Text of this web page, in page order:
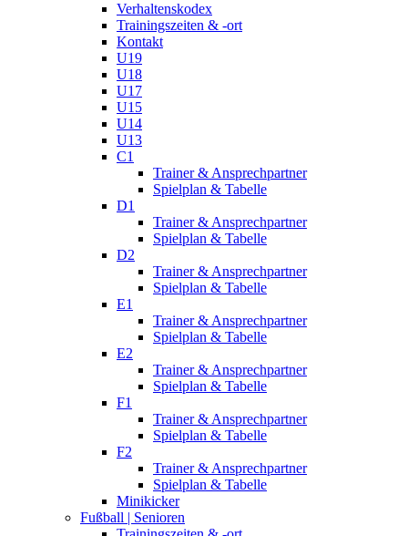
Verhaltenskodex
Trainingszeiten & -ort
Kontakt
U19
U18
U17
U15
U14
U13
C1
Trainer & Ansprechpartner
Spielplan & Tabelle
D1
Trainer & Ansprechpartner
Spielplan & Tabelle
D2
Trainer & Ansprechpartner
Spielplan & Tabelle
E1
Trainer & Ansprechpartner
Spielplan & Tabelle
E2
Trainer & Ansprechpartner
Spielplan & Tabelle
F1
Trainer & Ansprechpartner
Spielplan & Tabelle
F2
Trainer & Ansprechpartner
Spielplan & Tabelle
Minikicker
Fußball | Senioren